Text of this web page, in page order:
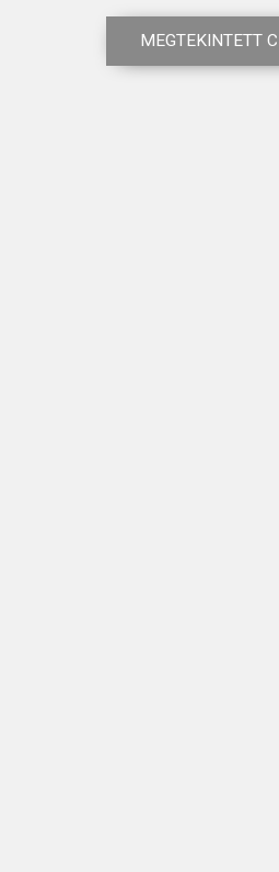
MEGTEKINTETT